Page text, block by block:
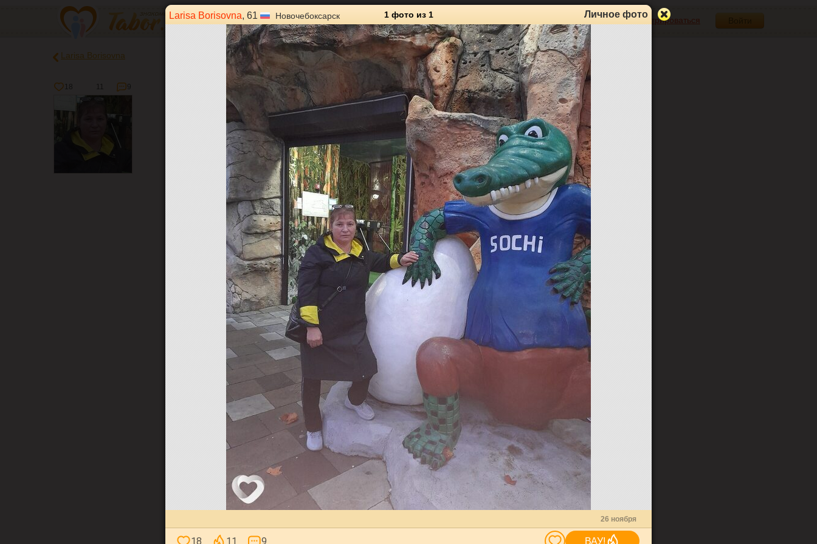
Зарегистрироваться
Личные фото
Larisa Borisovna
18 9
Larisa Borisovna, 61 Новочебоксарск 1 фото из 1 Личное фото
26 ноября
18 11 9 ВАУ!